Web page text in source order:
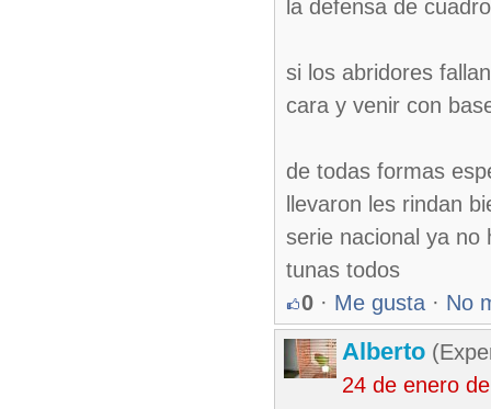
la defensa de
si los abridores
cara y venir con
de todas formas
llevaron les rindan
serie nacional ya no
tunas todos
0 · Me gusta · No
Alberto
24 de enero